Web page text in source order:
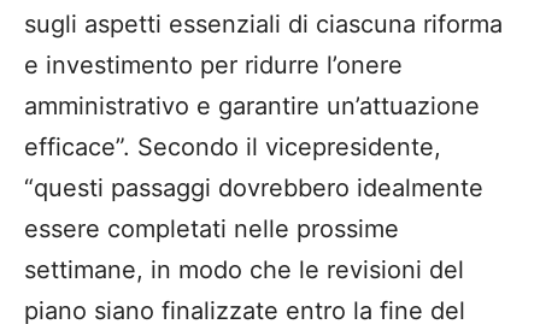
sugli aspetti essenziali di ciascuna riforma
e investimento per ridurre l’onere
amministrativo e garantire un’attuazione
efficace”. Secondo il vicepresidente,
“questi passaggi dovrebbero idealmente
essere completati nelle prossime
settimane, in modo che le revisioni del
piano siano finalizzate entro la fine del